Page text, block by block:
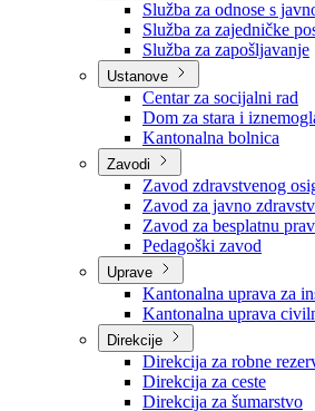
Službe
Služba za odnose s
Služba za zajedničke
Služba za zapošljavanje
Ustanove
Centar za socijalni rad
Dom za stara i
Kantonalna bolnica
Zavodi
Zavod zdravstvenog
Zavod za javno zdravstvo
Zavod za besplatnu
Pedagoški zavod
Uprave
Kantonalna uprava za
Kantonalna uprava
Direkcije